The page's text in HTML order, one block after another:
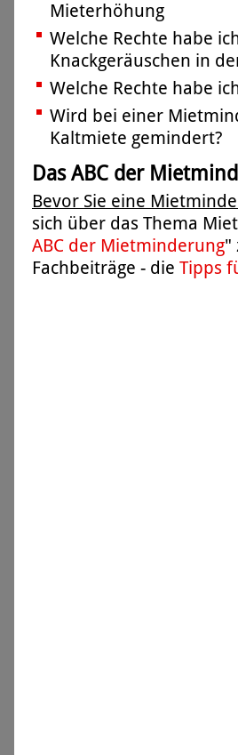
Mieterhöhung
Welche Rechte habe
Knackgeräuschen in
Welche Rechte habe
Wird bei einer
Kaltmiete gemindert?
Das ABC der
Bevor Sie eine
sich über das Thema
ABC der Mietminderung"
Fachbeiträge - die Tipps